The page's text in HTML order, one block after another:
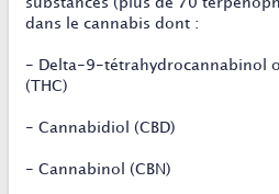
substances (plus de 70
dans le cannabis dont :
- Delta-9-tétrahydrocannabinol
(THC)
- Cannabidiol (CBD)
- Cannabinol (CBN)